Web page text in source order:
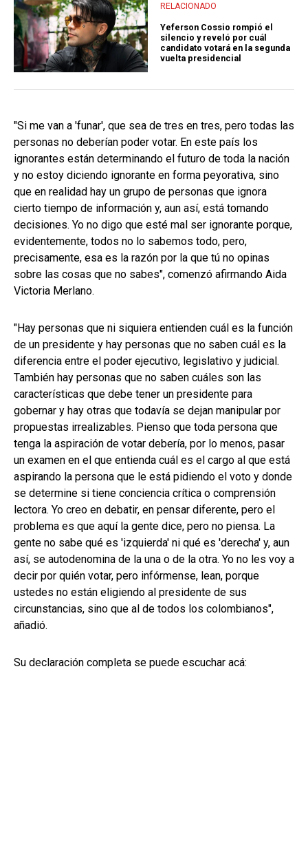
RELACIONADO
Yeferson Cossio rompió el
silencio y reveló por cuál
candidato votará en la segunda
vuelta presidencial
"Si me van a 'funar', que sea de tres en tres, pero todas las
personas no deberían poder votar. En este país los
ignorantes están determinando el futuro de toda la nación
y no estoy diciendo ignorante en forma peyorativa, sino
que en realidad hay un grupo de personas que ignora
cierto tiempo de información y, aun así, está tomando
decisiones. Yo no digo que esté mal ser ignorante porque,
evidentemente, todos no lo sabemos todo, pero,
precisamente, esa es la razón por la que tú no opinas
sobre las cosas que no sabes", comenzó afirmando Aida
Victoria Merlano.
"Hay personas que ni siquiera entienden cuál es la función
de un presidente y hay personas que no saben cuál es la
diferencia entre el poder ejecutivo, legislativo y judicial.
También hay personas que no saben cuáles son las
características que debe tener un presidente para
gobernar y hay otras que todavía se dejan manipular por
propuestas irrealizables. Pienso que toda persona que
tenga la aspiración de votar debería, por lo menos, pasar
un examen en el que entienda cuál es el cargo al que está
aspirando la persona que le está pidiendo el voto y donde
se determine si tiene conciencia crítica o comprensión
lectora. Yo creo en debatir, en pensar diferente, pero el
problema es que aquí la gente dice, pero no piensa. La
gente no sabe qué es 'izquierda' ni qué es 'derecha' y, aun
así, se autodenomina de la una o de la otra. Yo no les voy a
decir por quién votar, pero infórmense, lean, porque
ustedes no están eligiendo al presidente de sus
circunstancias, sino que al de todos los colombianos",
añadió.
Su declaración completa se puede escuchar acá: